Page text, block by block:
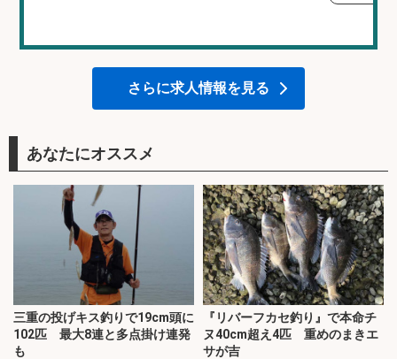
さらに求人情報を見る
あなたにオススメ
三重の投げキス釣りで19cm頭に
102匹 最大8連と多点掛け連発
も
『リバーフカセ釣り』で本命チ
ヌ40cm超え4匹 重めのまきエ
サが吉